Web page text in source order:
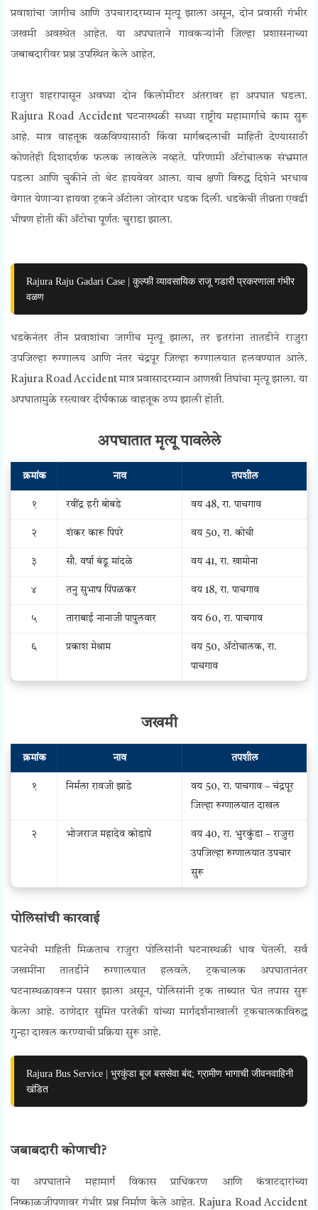
प्रवाशांचा जागीच आणि उपचारादरम्यान मृत्यू झाला असून, दोन प्रवासी गंभीर
जखमी अवस्थेत आहेत. या अपघाताने गावकऱ्यांनी जिल्हा प्रशासनाच्या
जबाबदारीवर प्रश्न उपस्थित केले आहेत.
राजुरा शहरापासून अवघ्या दोन किलोमीटर अंतरावर हा अपघात घडला.
Rajura Road Accident घटनास्थळी सध्या राष्ट्रीय महामार्गाचे काम सुरू
आहे. मात्र वाहतूक वळविण्यासाठी किंवा मार्गबदलाची माहिती देण्यासाठी
कोणतेही दिशादर्शक फलक लावलेले नव्हते. परिणामी ॲटोचालक संभ्रमात
पडला आणि चुकीने तो थेट हायवेवर आला. याच क्षणी विरुद्ध दिशेने भरधाव
वेगात येणाऱ्या हायवा ट्रकने ॲटोला जोरदार धडक दिली. धडकेची तीव्रता एवढी
भीषण होती की ॲटोचा पूर्णतः चुराडा झाला.
Rajura Raju Gadari Case | कुल्फी व्यावसायिक राजू गडारी प्रकरणाला गंभीर
वळण
धडकेनंतर तीन प्रवाशांचा जागीच मृत्यू झाला, तर इतरांना तातडीने राजुरा
उपजिल्हा रुग्णालय आणि नंतर चंद्रपूर जिल्हा रुग्णालयात हलवण्यात आले.
Rajura Road Accident मात्र प्रवासादरम्यान आणखी तिघांचा मृत्यू झाला. या
अपघातामुळे रस्त्यावर दीर्घकाळ वाहतूक ठप्प झाली होती.
अपघातात मृत्यू पावलेले
क्रमांक नाव तपशील
१ रवींद्र हरी बोबडे वय 48, रा. पाचगाव
२ शंकर कारू पिपरे वय 50, रा. कोची
३ सौ. वर्षा बंडू मांदळे वय 41, रा. खामोना
४ तनु सुभाष पिंपळकर वय 18, रा. पाचगाव
५ ताराबाई नानाजी पापुलवार वय 60, रा. पाचगाव
६ प्रकाश मेश्राम
वय 50, ॲटोचालक, रा.
पाचगाव
जखमी
क्रमांक नाव तपशील
१ निर्मला रावजी झाडे
वय 50, रा. पाचगाव – चंद्रपूर
जिल्हा रुग्णालयात दाखल
२ भोजराज महादेव कोडापे
वय 40, रा. भुरकुंडा – राजुरा
उपजिल्हा रुग्णालयात उपचार
सुरू
पोलिसांची कारवाई
घटनेची माहिती मिळताच राजुरा पोलिसांनी घटनास्थळी धाव घेतली. सर्व
जखमींना तातडीने रुग्णालयात हलवले. ट्रकचालक अपघातानंतर
घटनास्थळावरून पसार झाला असून, पोलिसांनी ट्रक ताब्यात घेत तपास सुरू
केला आहे. ठाणेदार सुमित परतेकी यांच्या मार्गदर्शनाखाली ट्रकचालकाविरुद्ध
गुन्हा दाखल करण्याची प्रक्रिया सुरू आहे.
Rajura Bus Service | भुरकुंडा बूज बससेवा बंद; ग्रामीण भागाची जीवनवाहिनी
खंडित
जबाबदारी कोणाची?
या अपघाताने महामार्ग विकास प्राधिकरण आणि कंत्राटदारांच्या
निष्काळजीपणावर गंभीर प्रश्न निर्माण केले आहेत. Rajura Road Accident